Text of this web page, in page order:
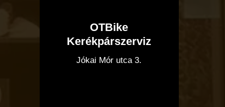
OTBike
Kerékpárszerviz
Jókai Mór utca 3.